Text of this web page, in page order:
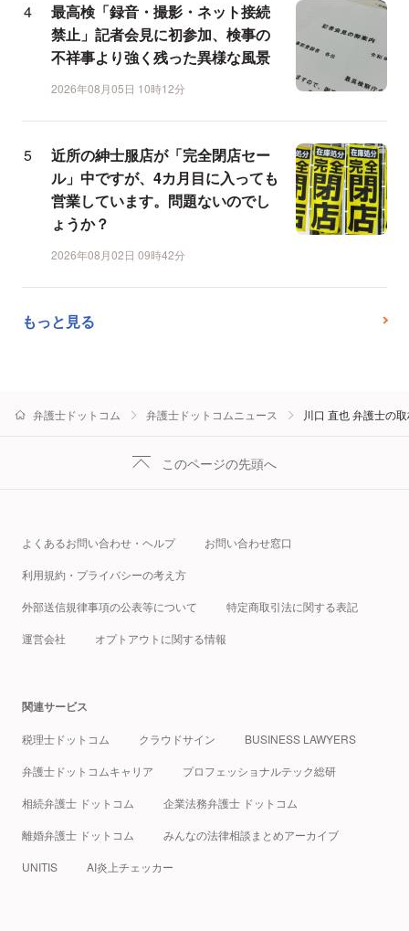
最高検「録音・撮影・ネット接続
禁止」記者会見に初参加、検事の
不祥事より強く残った異様な風景
2026年08月05日 10時12分
近所の紳士服店が「完全閉店セー
ル」中ですが、4カ月目に入っても
営業しています。問題ないのでし
ょうか？
2026年08月02日 09時42分
もっと見る
弁護士ドットコム 弁護士ドットコムニュース 川口 直也 弁護士の
このページの先頭へ
よくあるお問い合わせ・ヘルプ お問い合わせ窓口
利用規約・プライバシーの考え方
外部送信規律事項の公表等について 特定商取引法に関する表記
運営会社 オプトアウトに関する情報
関連サービス
税理士ドットコム クラウドサイン BUSINESS LAWYERS
弁護士ドットコムキャリア プロフェッショナルテック総研
相続弁護士 ドットコム 企業法務弁護士 ドットコム
離婚弁護士 ドットコム みんなの法律相談まとめアーカイブ
UNITIS AI炎上チェッカー